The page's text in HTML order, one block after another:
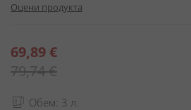
снимки
Оцени продукта
Специална
цена
69,89 €
79,74 €
Обем: 3 л.